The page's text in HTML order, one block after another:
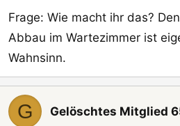
Frage: Wie macht ihr das?
Abbau im Wartezimmer ist
Wahnsinn.
G Gelöschtes Mitglied